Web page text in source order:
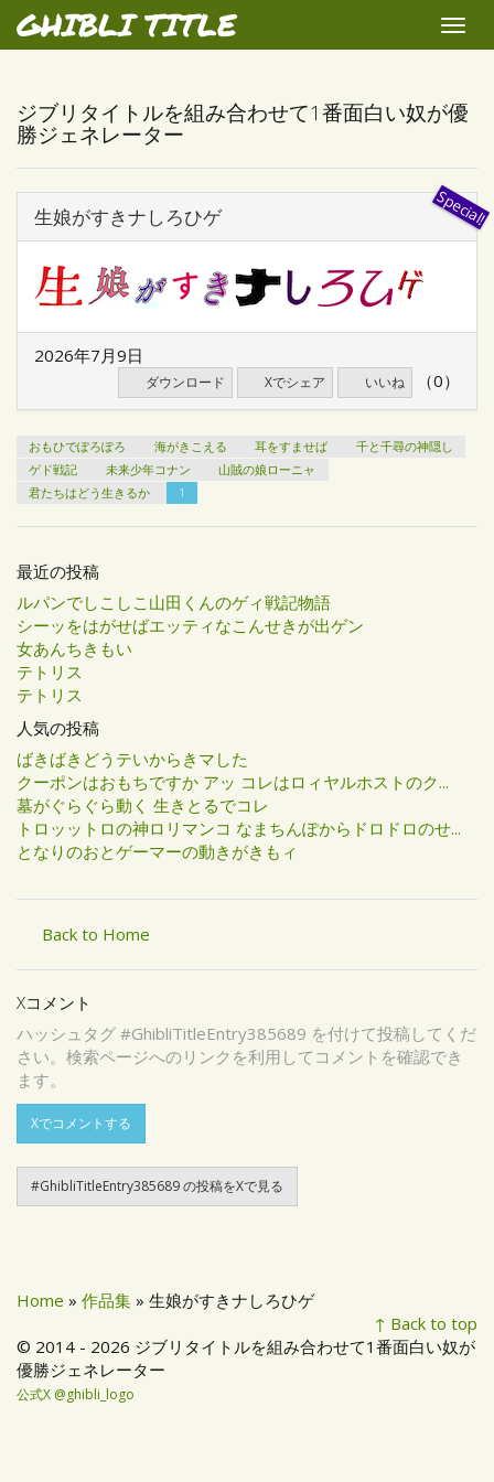
GHIBLI TITLE
Toggle
ジブリタイトルを組み合わせて1番面白い奴が優
勝ジェネレーター
生娘がすきナしろひゲ
2026年7月9日
ダウンロード Xでシェア いいね （0）
おもひでぽろぽろ 海がきこえる 耳をすませば
千と千尋の神隠し
ゲド戦記
未来少年コナン
山賊の娘ローニャ
君たちはどう生きるか
1
最近の投稿
ルパンでしこしこ山田くんのゲィ戦記物語
シーッをはがせばエッティなこんせきが出ゲン
女あんちきもい
テトリス
テトリス
人気の投稿
ばきばきどうテいからきマした
クーポンはおもちですか アッ コレはロィヤルホストのク...
墓がぐらぐら動く 生きとるでコレ
トロッットロの神ロリマンコ なまちんぽからドロドロのせ...
となりのおとゲーマーの動きがきもィ
Back to Home
Xコメント
ハッシュタグ #GhibliTitleEntry385689 を付けて投稿してくだ
さい。検索ページへのリンクを利用してコメントを確認でき
ます。
Xでコメントする
#GhibliTitleEntry385689 の投稿をXで見る
Home » 作品集 » 生娘がすきナしろひゲ
↑ Back to top
© 2014 - 2026 ジブリタイトルを組み合わせて1番面白い奴が
優勝ジェネレーター
公式X @ghibli_logo